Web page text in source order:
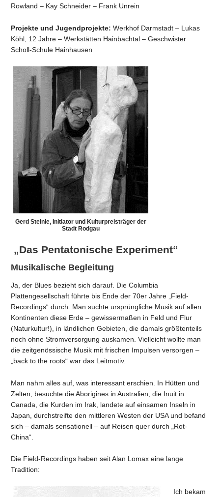
Rowland – Kay Schneider – Frank Unrein
Projekte und Jugendprojekte: Werkhof Darmstadt – Lukas
Köhl, 12 Jahre – Werkstätten Hainbachtal – Geschwister
Scholl-Schule Hainhausen
Gerd Steinle, Initiator und Kulturpreisträger der
Stadt Rodgau
„Das Pentatonische Experiment“
Musikalische Begleitung
Ja, der Blues bezieht sich darauf. Die Columbia
Plattengesellschaft führte bis Ende der 70er Jahre „Field-
Recordings“ durch. Man suchte ursprüngliche Musik auf allen
Kontinenten diese Erde – gewissermaßen in Feld und Flur
(Naturkultur!), in ländlichen Gebieten, die damals größtenteils
noch ohne Stromversorgung auskamen. Vielleicht wollte man
die zeitgenössische Musik mit frischen Impulsen versorgen –
„back to the roots“ war das Leitmotiv.
Man nahm alles auf, was interessant erschien. In Hütten und
Zelten, besuchte die Aborigines in Australien, die Inuit in
Canada, die Kurden im Irak, landete auf einsamen Inseln in
Japan, durchstreifte den mittleren Westen der USA und befand
sich – damals sensationell – auf Reisen quer durch „Rot-
China“.
Die Field-Recordings haben seit Alan Lomax eine lange
Tradition:
Ich bekam